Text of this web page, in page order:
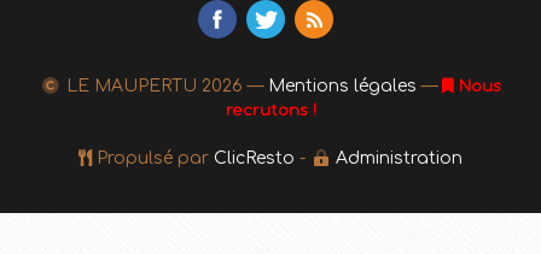
LE MAUPERTU 2026 — Mentions légales —
Nous
recrutons !
Propulsé par ClicResto - Administration